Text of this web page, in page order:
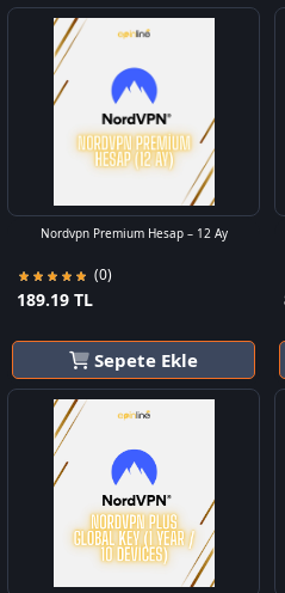
Nordvpn Premium Hesap – 12 Ay
(0)
189.19 TL
Sepete Ekle